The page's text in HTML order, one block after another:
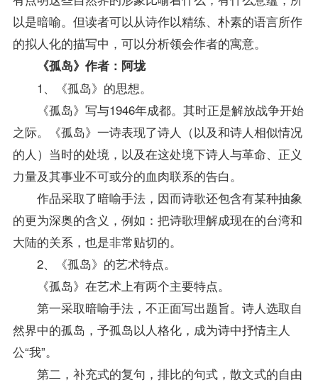
以是暗喻。但读者可以从诗作以精练、朴素的语言所作
的拟人化的描写中，可以分析领会作者的寓意。
《孤岛》作者：阿垅
1、《孤岛》的思想。
《孤岛》写与1946年成都。其时正是解放战争开始
之际。《孤岛》一诗表现了诗人（以及和诗人相似情况
的人）当时的处境，以及在这处境下诗人与革命、正义
力量及其事业不可或分的血肉联系的告白。
作品采取了暗喻手法，因而诗歌还包含有某种抽象
的更为深奥的含义，例如：把诗歌理解成现在的台湾和
大陆的关系，也是非常贴切的。
2、《孤岛》的艺术特点。
《孤岛》在艺术上有两个主要特点。
第一采取暗喻手法，不正面写出题旨。诗人选取自
然界中的孤岛，予孤岛以人格化，成为诗中抒情主人
公“我”。
第二，补充式的复句，排比的句式，散文式的自由